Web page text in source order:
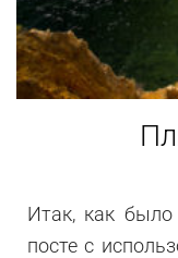
Итак, как
посте с